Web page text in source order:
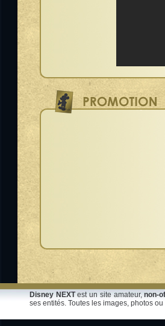
Disney NEXTest un site amateur,non-
ses entités. Toutes les images, photos